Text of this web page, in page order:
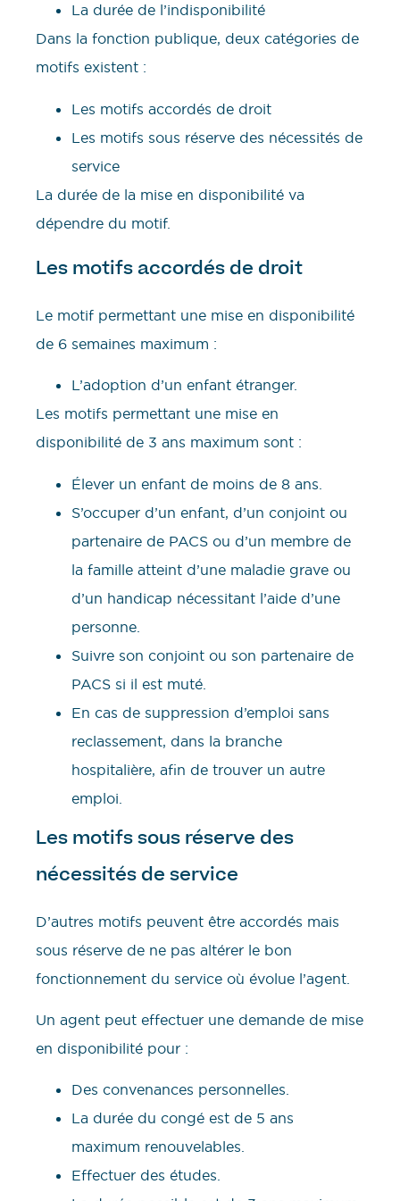
La durée de l’indisponibilité
Dans la fonction publique, deux catégories de
motifs existent :
Les motifs accordés de droit
Les motifs sous réserve des nécessités de
service
La durée de la mise en disponibilité va
dépendre du motif.
Les motifs accordés de droit
Le motif permettant une mise en disponibilité
de 6 semaines maximum :
L’adoption d’un enfant étranger.
Les motifs permettant une mise en
disponibilité de 3 ans maximum sont :
Élever un enfant de moins de 8 ans.
S’occuper d’un enfant, d’un conjoint ou
partenaire de PACS ou d’un membre de
la famille atteint d’une maladie grave ou
d’un handicap nécessitant l’aide d’une
personne.
Suivre son conjoint ou son partenaire de
PACS si il est muté.
En cas de suppression d’emploi sans
reclassement, dans la branche
hospitalière, afin de trouver un autre
emploi.
Les motifs sous réserve des
nécessités de service
D’autres motifs peuvent être accordés mais
sous réserve de ne pas altérer le bon
fonctionnement du service où évolue l’agent.
Un agent peut effectuer une demande de mise
en disponibilité pour :
Des convenances personnelles.
La durée du congé est de 5 ans
maximum renouvelables.
Effectuer des études.